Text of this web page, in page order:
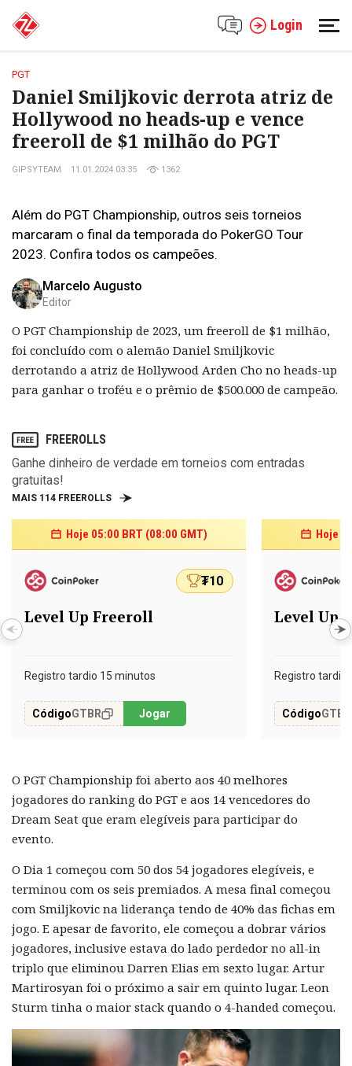
Login
PGT
Daniel Smiljkovic derrota atriz de
Hollywood no heads-up e vence
freeroll de $1 milhão do PGT
GIPSYTEAM 11.01.2024 03:35 1362
Além do PGT Championship, outros seis torneios
marcaram o final da temporada do PokerGO Tour
2023. Confira todos os campeões.
Marcelo Augusto
Editor
O PGT Championship de 2023, um freeroll de $1 milhão,
foi concluído com o alemão Daniel Smiljkovic
derrotando a atriz de Hollywood Arden Cho no heads-up
para ganhar o troféu e o prêmio de $500.000 de campeão.
FREEROLLS
Ganhe dinheiro de verdade em torneios com entradas
gratuitas!
MAIS 114 FREEROLLS
Hoje 05:00 BRT (08:00 GMT)
₮10
Level Up Freeroll
Registro tardio 15 minutos
CódigoGTBR Jogar
Hoje
Level Up
Registro tardio
CódigoGTBR
O PGT Championship foi aberto aos 40 melhores
jogadores do ranking do PGT e aos 14 vencedores do
Dream Seat que eram elegíveis para participar do
evento.
O Dia 1 começou com 50 dos 54 jogadores elegíveis, e
terminou com os seis premiados. A mesa final começou
com Smiljkovic na liderança tendo de 40% das fichas em
jogo. E apesar de favorito, ele começou a dobrar vários
jogadores, inclusive estava do lado perdedor no all-in
triplo que eliminou Darren Elias em sexto lugar. Artur
Martirosyan foi o próximo a sair em quinto lugar. Leon
Sturm tinha o maior stack quando o 4-handed começou.